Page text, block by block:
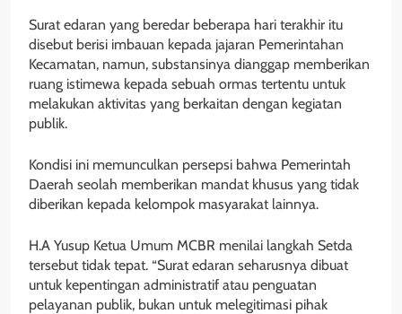
Surat edaran yang beredar beberapa hari terakhir itu
disebut berisi imbauan kepada jajaran Pemerintahan
Kecamatan, namun, substansinya dianggap memberikan
ruang istimewa kepada sebuah ormas tertentu untuk
melakukan aktivitas yang berkaitan dengan kegiatan
publik.
Kondisi ini memunculkan persepsi bahwa Pemerintah
Daerah seolah memberikan mandat khusus yang tidak
diberikan kepada kelompok masyarakat lainnya.
H.A Yusup Ketua Umum MCBR menilai langkah Setda
tersebut tidak tepat. “Surat edaran seharusnya dibuat
untuk kepentingan administratif atau penguatan
pelayanan publik, bukan untuk melegitimasi pihak